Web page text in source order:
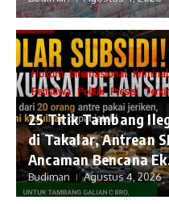
Hukum Internasional Kriminal
Peristiwa Politik Presisi
25 Titik Tambang
di Takalar, Antrean
Ancaman Bencana
Budiman Agustus 4, 2026